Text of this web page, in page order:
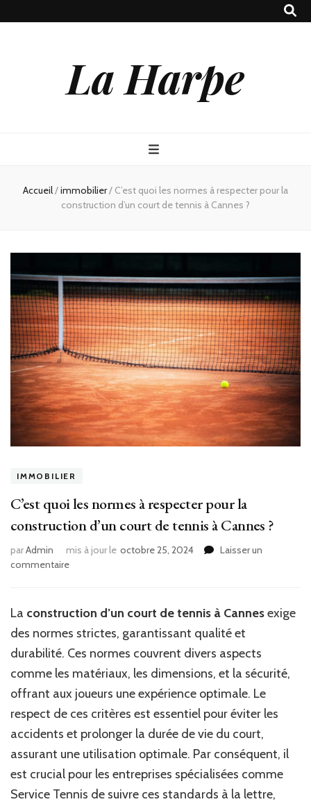
La Harpe
Accueil/immobilier/ C’est quoi les normes à respecter pour la
construction d’un court de tennis à Cannes ?
IMMOBILIER
C’est quoi les normes à respecter pour la
construction d’un court de tennis à Cannes ?
parAdmin mis à jour le octobre 25, 2024
Laisser un
commentairesur
les
à
respecter
la
construction
d’un
de
tennis
Cannes
?
La construction d’un court de tennis à Cannesexige
des normes strictes, garantissant qualité et
durabilité. Ces normes couvrent divers aspects
comme les matériaux, les dimensions, et la sécurité,
offrant aux joueurs une expérience optimale. Le
respect de ces critères est essentiel pour éviter les
accidents et prolonger la durée de vie du court,
assurant une utilisation optimale. Par conséquent, il
est crucial pour les entreprises spécialisées comme
Service Tennis de suivre ces standards à la lettre,